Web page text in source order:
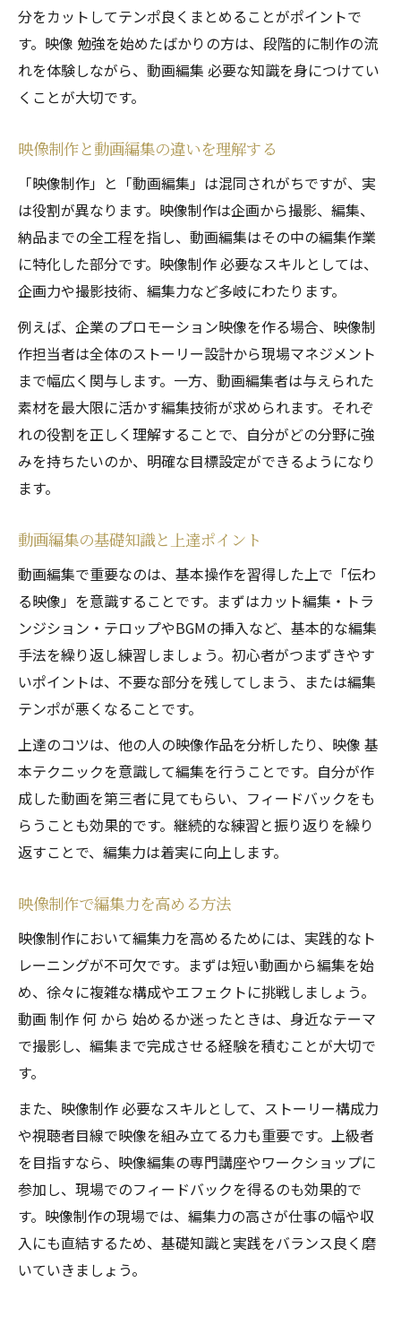
分をカットしてテンポ良くまとめることがポイントで
す。映像 勉強を始めたばかりの方は、段階的に制作の流
れを体験しながら、動画編集 必要な知識を身につけてい
くことが大切です。
映像制作と動画編集の違いを理解する
「映像制作」と「動画編集」は混同されがちですが、実
は役割が異なります。映像制作は企画から撮影、編集、
納品までの全工程を指し、動画編集はその中の編集作業
に特化した部分です。映像制作 必要なスキルとしては、
企画力や撮影技術、編集力など多岐にわたります。
例えば、企業のプロモーション映像を作る場合、映像制
作担当者は全体のストーリー設計から現場マネジメント
まで幅広く関与します。一方、動画編集者は与えられた
素材を最大限に活かす編集技術が求められます。それぞ
れの役割を正しく理解することで、自分がどの分野に強
みを持ちたいのか、明確な目標設定ができるようになり
ます。
動画編集の基礎知識と上達ポイント
動画編集で重要なのは、基本操作を習得した上で「伝わ
る映像」を意識することです。まずはカット編集・トラ
ンジション・テロップやBGMの挿入など、基本的な編集
手法を繰り返し練習しましょう。初心者がつまずきやす
いポイントは、不要な部分を残してしまう、または編集
テンポが悪くなることです。
上達のコツは、他の人の映像作品を分析したり、映像 基
本テクニックを意識して編集を行うことです。自分が作
成した動画を第三者に見てもらい、フィードバックをも
らうことも効果的です。継続的な練習と振り返りを繰り
返すことで、編集力は着実に向上します。
映像制作で編集力を高める方法
映像制作において編集力を高めるためには、実践的なト
レーニングが不可欠です。まずは短い動画から編集を始
め、徐々に複雑な構成やエフェクトに挑戦しましょう。
動画 制作 何 から 始めるか迷ったときは、身近なテーマ
で撮影し、編集まで完成させる経験を積むことが大切で
す。
また、映像制作 必要なスキルとして、ストーリー構成力
や視聴者目線で映像を組み立てる力も重要です。上級者
を目指すなら、映像編集の専門講座やワークショップに
参加し、現場でのフィードバックを得るのも効果的で
す。映像制作の現場では、編集力の高さが仕事の幅や収
入にも直結するため、基礎知識と実践をバランス良く磨
いていきましょう。